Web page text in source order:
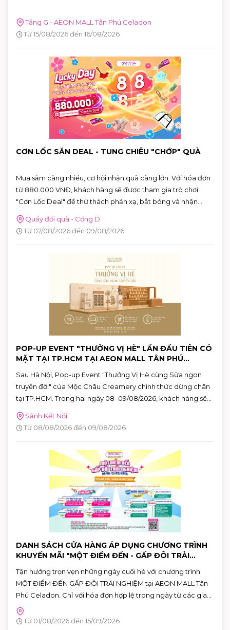
Tầng G - AEON MALL Tân Phú Celadon
Từ 15/08/2026 đến 16/08/2026
CƠN LỐC SĂN DEAL - TUNG CHIÊU "CHỚP" QUÀ
Mua sắm càng nhiều, cơ hội nhận quà càng lớn. Với hóa đơn
từ 880.000 VNĐ, khách hàng sẽ được tham gia trò chơi
"Cơn Lốc Deal" để thử thách phản xạ, bắt bóng và nhận
ngay những phần quà hấp dẫn tại AEON MALL Tân Phú
Celadon.
Quầy đổi quà - Cổng D
Từ 07/08/2026 đến 09/08/2026
POP-UP EVENT "THƯỞNG VỊ HÈ" LẦN ĐẦU TIÊN CÓ
MẶT TẠI TP.HCM TẠI AEON MALL TÂN PHÚ
Sau Hà Nội, Pop-up Event "Thưởng Vị Hè cùng Sữa ngon
truyền đời" của Mộc Châu Creamery chính thức dừng chân
tại TP.HCM. Trong hai ngày 08–09/08/2026, khách hàng sẽ
có cơ hội khám phá những hương vị mùa hè độc đáo, tham
gia nhiều hoạt động tương tác thú vị và nhận quà tặng phiên
bản giới hạn tại AEON MALL Tân Phú Celadon.
Sảnh Kết Nối
Từ 08/08/2026 đến 09/08/2026
DANH SÁCH CỬA HÀNG ÁP DỤNG CHƯƠNG TRÌNH
KHUYẾN MÃI "MỘT ĐIỂM ĐẾN - GẤP ĐÔI TRẢI
Tận hưởng trọn vẹn những ngày cuối hè với chương trình
MỘT ĐIỂM ĐẾN GẤP ĐÔI TRẢI NGHIỆM tại AEON MALL Tân
Phú Celadon. Chỉ với hóa đơn hợp lệ trong ngày từ các gian
hàng tham gia, khách hàng có thể nhận ưu đãi chéo giữa
khu ẩm thực Vườn Ngon và các gian hàng giải trí, giúp hành
Từ 01/08/2026 đến 15/09/2026